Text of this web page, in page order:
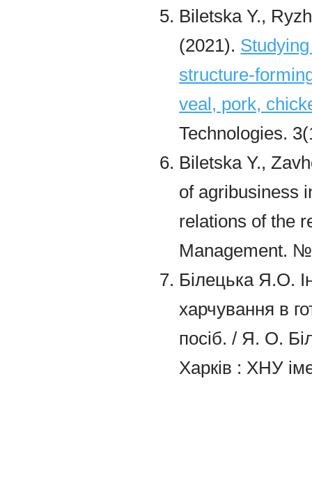
Biletska Y.,
(2021).
structure-
veal, pork,
Technologies.
Biletska Y.,
of agribusiness
relations of the
Management.
Білецька Я.О.
харчування в
посіб. / Я. О.
Харків : ХНУ